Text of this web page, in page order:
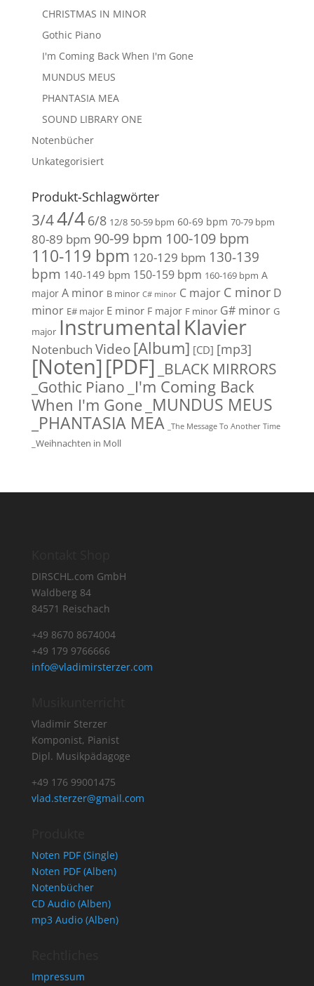
CHRISTMAS IN MINOR
Gothic Piano
I'm Coming Back When I'm Gone
MUNDUS MEUS
PHANTASIA MEA
SOUND LIBRARY ONE
Notenbücher
Unkategorisiert
Produkt-Schlagwörter
3/44/4 6/8 12/8 50-59 bpm 60-69 bpm 70-79 bpm
80-89 bpm 90-99 bpm 100-109 bpm
110-119 bpm 120-129 bpm 130-139
bpm 140-149 bpm 150-159 bpm 160-169 bpm A
major A minor B minor C# minor C major C minor D
minor E# major E minor F major F minor G# minor G
major Instrumental Klavier
Notenbuch Video [Album] [CD] [mp3]
[Noten][PDF] _BLACK MIRRORS
_Gothic Piano _I'm Coming Back
When I'm Gone _MUNDUS MEUS
_PHANTASIA MEA _The Message To Another Time
_Weihnachten in Moll
DIRSCHL.com GmbH
Waldberg 84
84571 Reischach
+49 8670 8674004
+49 179 9766666
info@vladimirsterzer.com
Vladimir Sterzer
Komponist, Pianist
Dipl. Musikpädagoge
+49 176 99001475
vlad.sterzer@gmail.com
Noten PDF (Single)
Noten PDF (Alben)
Notenbücher
CD Audio (Alben)
mp3 Audio (Alben)
Impressum